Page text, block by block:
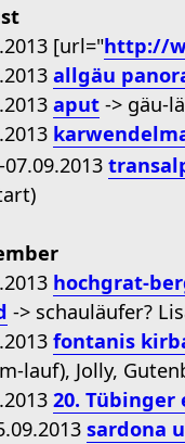
[url="http://
allgäu
aput -> gäu-
hochgrat-
-> schauläufer?
fontanis
lauf), Jolly,
20. Tübinger
sardona